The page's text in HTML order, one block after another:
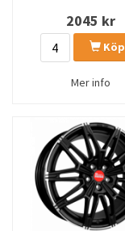
2045 kr
Köp
Mer info